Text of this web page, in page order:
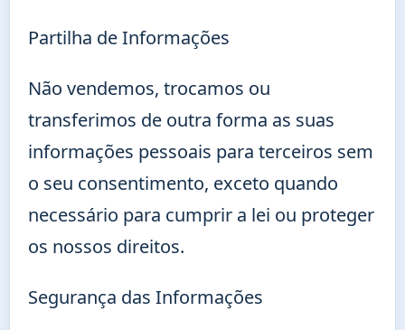
Partilha de Informações
Não vendemos, trocamos ou
transferimos de outra forma as suas
informações pessoais para terceiros sem
o seu consentimento, exceto quando
necessário para cumprir a lei ou proteger
os nossos direitos.
Segurança das Informações